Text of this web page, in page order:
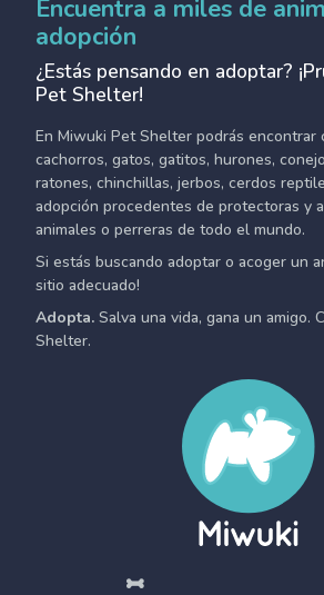
Encuentra a miles de
adopción
¿Estás pensando en adoptar?
Pet Shelter!
En Miwuki Pet Shelter podrás encontrar
cachorros, gatos, gatitos, hurones,
ratones, chinchillas, jerbos, cerdos
adopción procedentes de protectoras y
animales o perreras de todo el mundo.
Si estás buscando adoptar o acoger un
sitio adecuado!
Adopta. Salva una vida, gana un amigo.
Shelter.